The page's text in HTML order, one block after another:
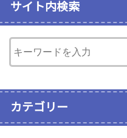
サイト内検索
カテゴリー